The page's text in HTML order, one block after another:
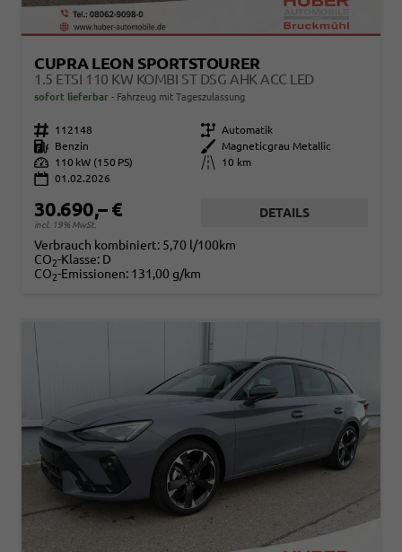
CUPRA LEON SPORTSTOURER
1.5 ETSI 110 KW KOMBI ST DSG AHK ACC LED
sofort lieferbar Fahrzeug mit Tageszulassung
Fahrzeugnr. 112148 Getriebe Automatik
Kraftstoff
Benzin Außenfarbe
Magneticgrau Metallic
Leistung
110 kW (150 PS) Kilometerstand
10 km
01.02.2026
30.690,– €
incl. 19% MwSt.
DETAILS
Verbrauch kombiniert: 5,70 l/100km
CO2-Klasse: D
CO2-Emissionen: 131,00 g/km